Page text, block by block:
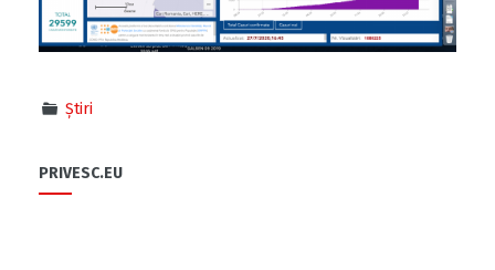
Știri
PRIVESC.EU